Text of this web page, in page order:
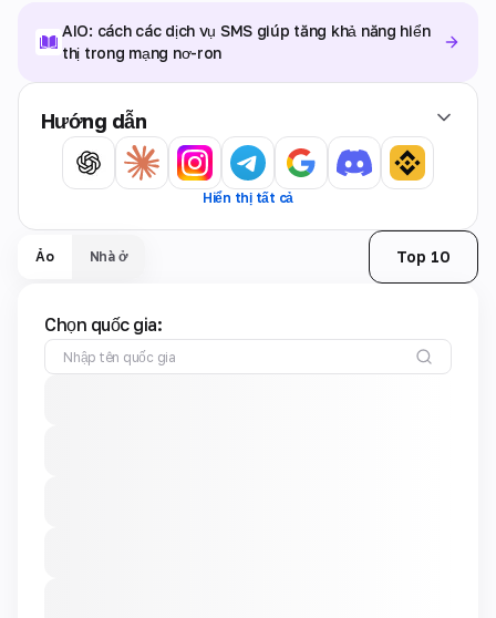
AIO: cách các dịch vụ SMS giúp tăng khả năng hiển
thị trong mạng nơ-ron
Hướng dẫn
Hiển thị tất cả
Ảo Nhà ở Top 10
Chọn quốc gia: